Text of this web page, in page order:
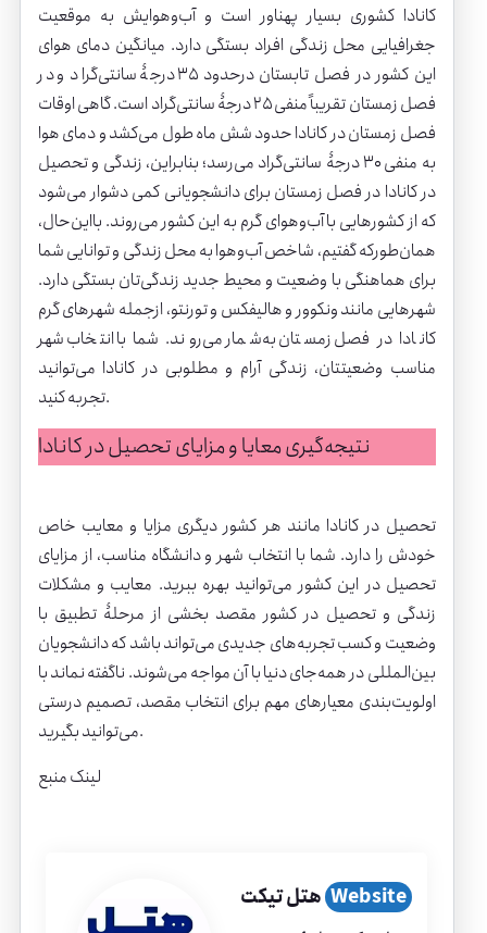
کانادا کشوری بسیار پهناور است و آب‌وهوایش به موقعیت
جغرافیایی محل زندگی افراد بستگی دارد. میانگین دمای هوای
این کشور در فصل تابستان درحدود ۳۵ درجۀ سانتی‌گراد و در
فصل زمستان تقریباً منفی ۲۵ درجۀ سانتی‌گراد است. گاهی اوقات
فصل زمستان در کانادا حدود شش ماه طول می‌کشد و دمای هوا
به منفی ۳۰ درجۀ سانتی‌گراد می‌رسد؛ بنابراین، زندگی و تحصیل
در کانادا در فصل زمستان برای دانشجویانی کمی دشوار می‌شود
که از کشورهایی با آب‌وهوای گرم به این کشور می‌روند. بااین‌حال،
همان‌طورکه گفتیم، شاخص آب‌وهوا به محل زندگی و توانایی شما
برای هماهنگی با وضعیت و محیط جدید زندگی‌تان بستگی دارد.
شهرهایی مانند ونکوور و هالیفکس و تورنتو، ازجمله شهرهای گرم
کانادا در فصل زمستان به‌شمار می‌روند. شما با انتخاب شهر
مناسب وضعیتتان، زندگی آرام و مطلوبی در کانادا می‌توانید
تجربه کنید.
نتیجه‌گیری معایا و مزایای تحصیل در کانادا
تحصیل در کانادا مانند هر کشور دیگری مزایا و معایب خاص
خودش را دارد. شما با انتخاب شهر و دانشگاه مناسب، از مزایای
تحصیل در این کشور می‌توانید بهره ببرید. معایب و مشکلات
زندگی و تحصیل در کشور مقصد بخشی از مرحلۀ تطبیق با
وضعیت و کسب تجربه‌های جدیدی می‌تواند باشد که دانشجویان
بین‌المللی در همه‌جای دنیا با آن مواجه می‌شوند. ناگفته نماند با
اولویت‌بندی معیارهای مهم برای انتخاب مقصد، تصمیم درستی
می‌توانید بگیرید.
لینک منبع
هتل تیکتWebsite